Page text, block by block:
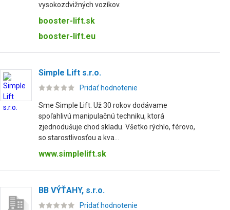
vysokozdvižných vozíkov.
booster-lift.sk
booster-lift.eu
Simple Lift s.r.o.
Pridať hodnotenie
Sme Simple Lift. Už 30 rokov dodávame
spoľahlivú manipulačnú techniku, ktorá
zjednodušuje chod skladu. Všetko rýchlo, férovo,
so starostlivosťou a kva...
www.simplelift.sk
BB VÝŤAHY, s.r.o.
Pridať hodnotenie